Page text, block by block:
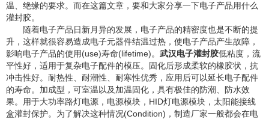
温、绝缘的要求。而在这篇文章，要和大家分享一下电子产品用什么
灌封胶。
随着电子产品日新月异的发展，电子产品的精密度也是不断的提
升，这样就很容易造成电子元器件结温过热，使电子产品产生故障，
影响电子产品的使用(use)寿命(lifetime)。 武汉电子灌封胶低粘度，流
平性好，适用于复杂电子配件的模压。固化后形成柔软的橡胶状，抗
冲击性好。耐热性、耐潮性、耐寒性优秀，应用后可以延长电子配件
的寿命。加成型，可室温以及加温固化，具有极佳的防潮、防水效
果。用于大功率路灯电源，电源模块，HID灯电源模块，太阳能接线
盒灌封保护。为了解决这种情况(Condition)，制造厂家一般都会在电